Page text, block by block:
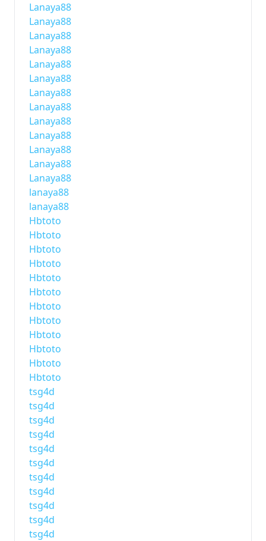
Lanaya88
Lanaya88
Lanaya88
Lanaya88
Lanaya88
Lanaya88
Lanaya88
Lanaya88
Lanaya88
Lanaya88
Lanaya88
Lanaya88
Lanaya88
lanaya88
lanaya88
Hbtoto
Hbtoto
Hbtoto
Hbtoto
Hbtoto
Hbtoto
Hbtoto
Hbtoto
Hbtoto
Hbtoto
Hbtoto
Hbtoto
tsg4d
tsg4d
tsg4d
tsg4d
tsg4d
tsg4d
tsg4d
tsg4d
tsg4d
tsg4d
tsg4d